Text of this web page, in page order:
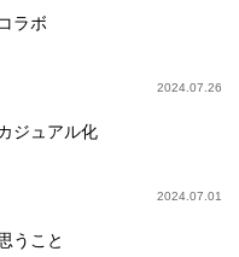
ラボ
2024.07.26
ジュアル化
2024.07.01
うこと